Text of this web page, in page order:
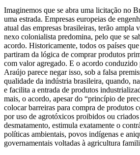
Imaginemos que se abra uma licitação no
uma estrada. Empresas europeias de
atual das empresas brasileiras, terão ampla
nexo colonialista predomina, pelo que se
acordo. Historicamente, todos os países
partiram da lógica de comprar produtos
com valor agregado. E o acordo conduzido
Araújo parece negar isso, sob a falsa
qualidade da indústria brasileira, quando,
e facilita a entrada de produtos
mais, o acordo, apesar do “princípio de
colocar barreiras para compra de produtos
por uso de agrotóxicos proibidos ou criados
desmatamento, estimula exatamente o
políticas ambientais, povos indígenas e
governamentais voltadas à agricultura